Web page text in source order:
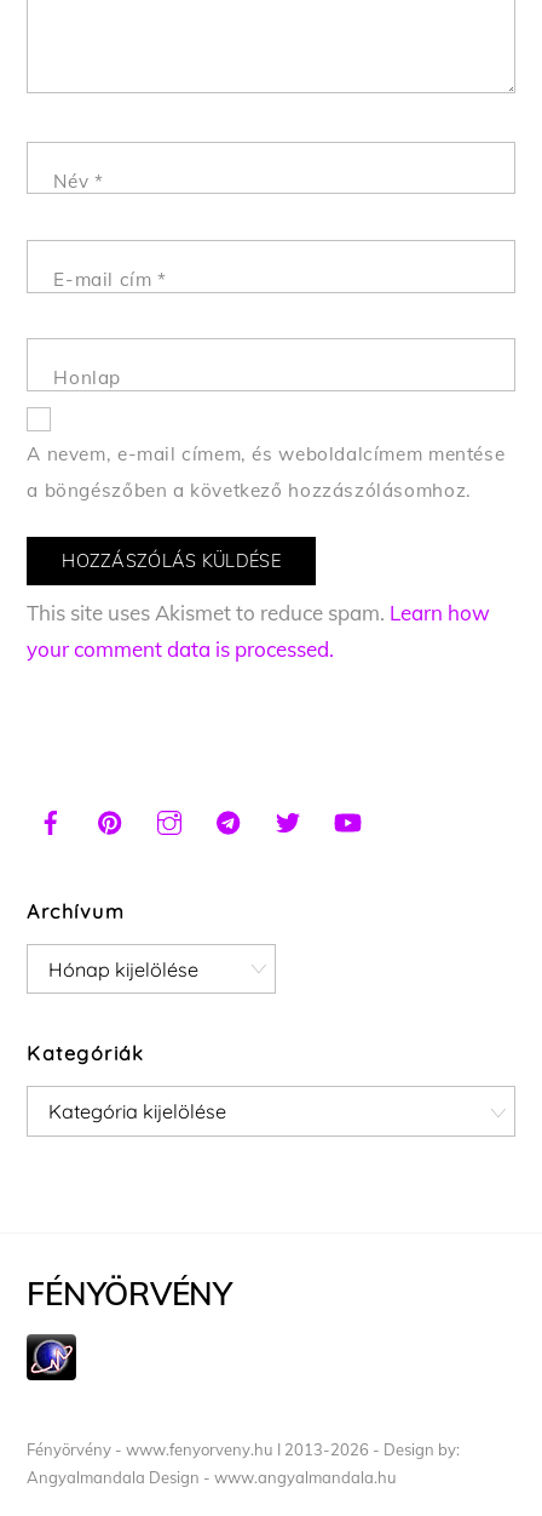
Név *
E-mail cím*
Honlap
A nevem, e-mail címem, és weboldalcímem mentése
a böngészőben a következő hozzászólásomhoz.
This site uses Akismet to reduce spam. Learn how
your comment data is processed.
Archívum
Archívum
Kategóriák
Kategóriák
FÉNYÖRVÉNY
Fényörvény - www.fenyorveny.hu I 2013-2026 - Design by:
Angyalmandala Design - www.angyalmandala.hu